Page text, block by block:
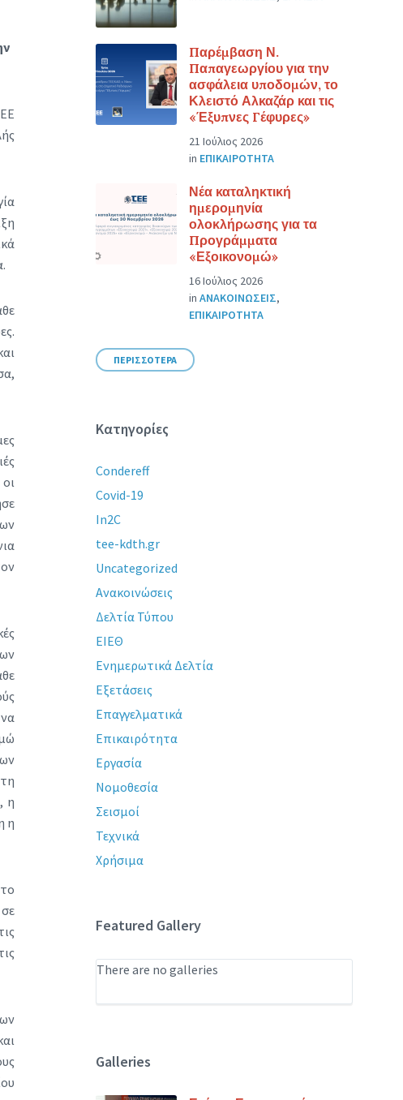
η
η
Παρέμβαση Ν.
Παπαγεωργίου για την
ασφάλεια υποδομών, το
Κλειστό Αλκαζάρ και τις
«Έξυπνες Γέφυρες»
21 Ιούλιος 2026
in ΕΠΙΚΑΙΡΟΤΗΤΑ
Νέα καταληκτική
ημερομηνία
ολοκλήρωσης για τα
Προγράμματα
«Εξοικονομώ»
16 Ιούλιος 2026
inΑΝΑΚΟΙΝΩΣΕΙΣ,
ΕΠΙΚΑΙΡΟΤΗΤΑ
ΠΕΡΙΣΣΟΤΕΡΑ
Κατηγορίες
Condereff
Covid-19
In2C
tee-kdth.gr
Uncategorized
Ανακοινώσεις
Δελτία Τύπου
ΕΙΕΘ
Ενημερωτικά Δελτία
Εξετάσεις
Επαγγελματικά
Επικαιρότητα
Εργασία
Νομοθεσία
Σεισμοί
Τεχνικά
Χρήσιμα
Featured Gallery
There are no galleries
Galleries